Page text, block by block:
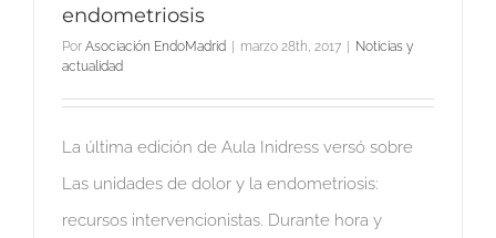
endometriosis
Por Asociación EndoMadrid marzo 28th, 2017
Noticias y
actualidad
La última edición de Aula Inidress versó sobre
Las unidades de dolor y la endometriosis:
recursos intervencionistas. Durante hora y